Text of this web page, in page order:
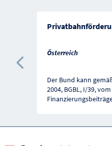
Österreich
Der Bund kann
2004, BGBL, I/39,
Vorherige